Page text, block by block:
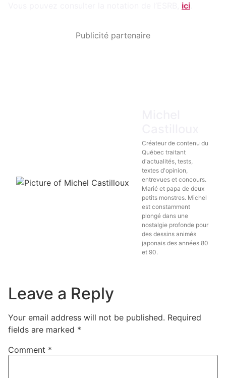
ici
Publicité partenaire
Créateur de contenu du
Québec traitant
d'actualités, tests,
textes d'opinion,
entrevues et concours.
Marié et papa de deux
petits monstres. Michel
est constamment
plongé dans une
nostalgie profonde pour
des dessins animés
japonais des années 80
et 90.
Leave a Reply
Your email address will not be published. Required
fields are marked *
Comment *